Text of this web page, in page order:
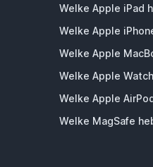
Welke Apple iPad
Welke Apple
Welke Apple
Welke Apple
Welke Apple
Welke MagSafe